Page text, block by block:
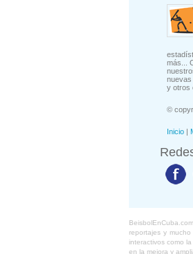
más...
y otros
©
Inicio |
reportajes y
interactivos como
en la mejora y